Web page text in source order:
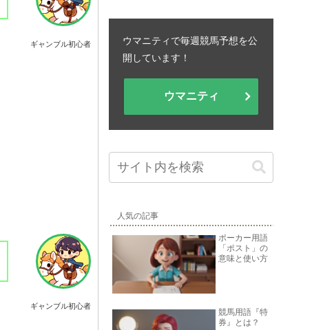
ギャンブル初心者
ギャンブル初心者
ウマニティで毎週競馬予想を公
開しています！
ウマニティ
人気の記事
ポーカー用語
「ポスト」の
意味と使い方
競馬用語『特
券』とは？